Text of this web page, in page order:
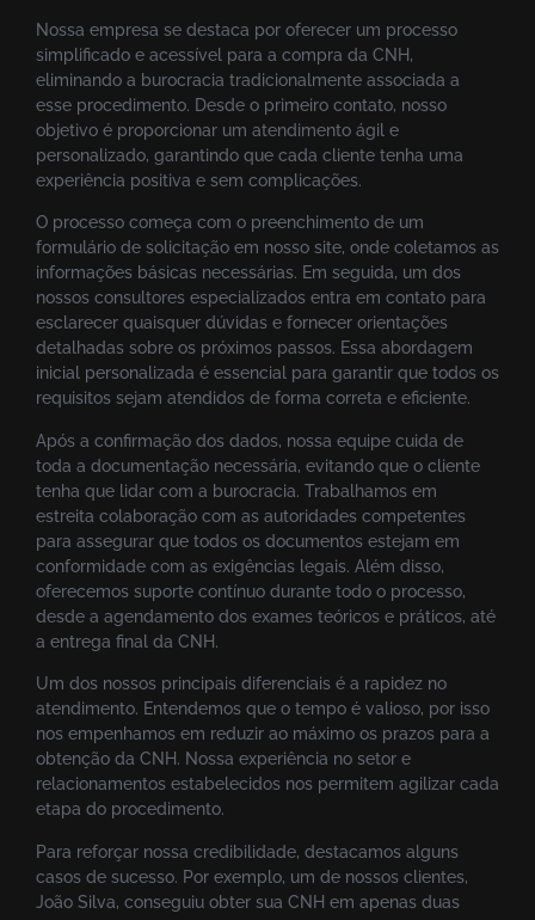
Nossa empresa se destaca por oferecer um processo
simplificado e acessível para a compra da CNH,
eliminando a burocracia tradicionalmente associada a
esse procedimento. Desde o primeiro contato, nosso
objetivo é proporcionar um atendimento ágil e
personalizado, garantindo que cada cliente tenha uma
experiência positiva e sem complicações.
O processo começa com o preenchimento de um
formulário de solicitação em nosso site, onde coletamos as
informações básicas necessárias. Em seguida, um dos
nossos consultores especializados entra em contato para
esclarecer quaisquer dúvidas e fornecer orientações
detalhadas sobre os próximos passos. Essa abordagem
inicial personalizada é essencial para garantir que todos os
requisitos sejam atendidos de forma correta e eficiente.
Após a confirmação dos dados, nossa equipe cuida de
toda a documentação necessária, evitando que o cliente
tenha que lidar com a burocracia. Trabalhamos em
estreita colaboração com as autoridades competentes
para assegurar que todos os documentos estejam em
conformidade com as exigências legais. Além disso,
oferecemos suporte contínuo durante todo o processo,
desde a agendamento dos exames teóricos e práticos, até
a entrega final da CNH.
Um dos nossos principais diferenciais é a rapidez no
atendimento. Entendemos que o tempo é valioso, por isso
nos empenhamos em reduzir ao máximo os prazos para a
obtenção da CNH. Nossa experiência no setor e
relacionamentos estabelecidos nos permitem agilizar cada
etapa do procedimento.
Para reforçar nossa credibilidade, destacamos alguns
casos de sucesso. Por exemplo, um de nossos clientes,
João Silva, conseguiu obter sua CNH em apenas duas